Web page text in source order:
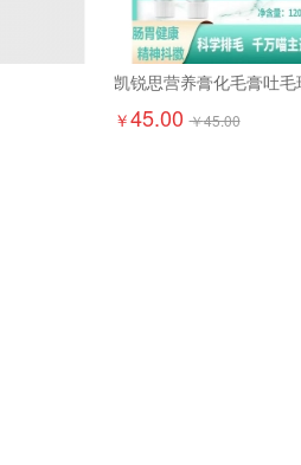
￥45.00 ￥45.00